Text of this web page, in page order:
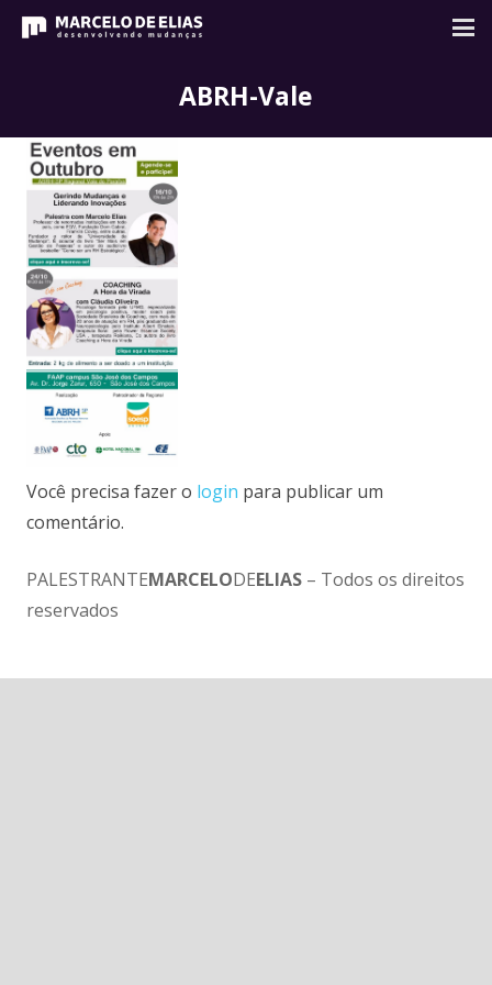
ABRH-Vale
Você precisa fazer o login para publicar um
comentário.
PALESTRANTEMARCELODEELIAS – Todos os direitos
reservados